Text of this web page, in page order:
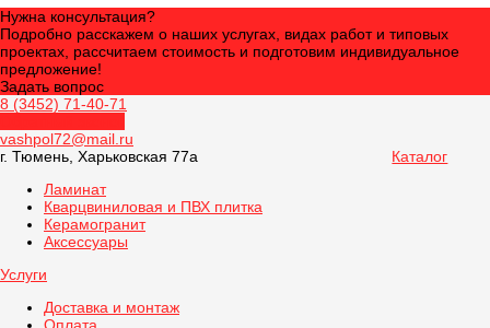
Нужна консультация?
Подробно расскажем о наших услугах, видах работ и типовых
проектах, рассчитаем стоимость и подготовим индивидуальное
предложение!
Задать вопрос
8 (3452) 71-40-71
vashpol72@mail.ru
г. Тюмень, Харьковская 77а
Каталог
Ламинат
Кварцвиниловая и ПВХ плитка
Керамогранит
Аксессуары
Услуги
Доставка и монтаж